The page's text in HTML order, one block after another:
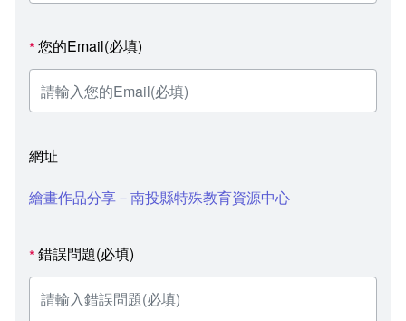
*您的Email(必填)
網址
繪畫作品分享－南投縣特殊教育資源中心
*錯誤問題(必填)